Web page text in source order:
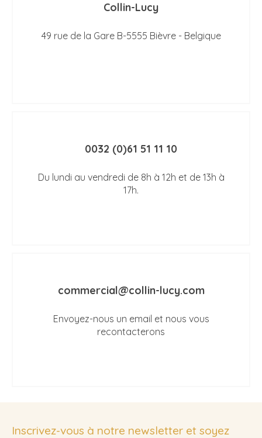
Collin-Lucy
49 rue de la Gare B-5555 Bièvre - Belgique
0032 (0)61 51 11 10
Du lundi au vendredi de 8h à 12h et de 13h à
17h.
commercial@collin-lucy.com
Envoyez-nous un email et nous vous
recontacterons
Inscrivez-vous à notre newsletter et soyez